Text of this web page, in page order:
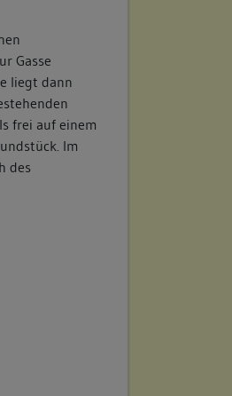
Gasse
liegt dann
frei auf einem
Im
des